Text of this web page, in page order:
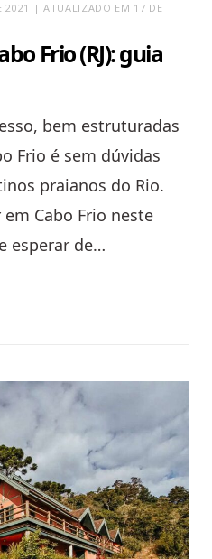
2021 | ATUALIZADO EM 17 DE
Frio (RJ): guia
bem estruturadas
Frio é sem dúvidas
praianos do Rio.
Cabo Frio neste
esperar de…